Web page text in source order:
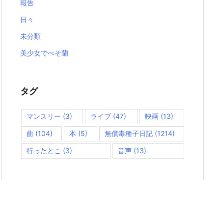
報告
日々
未分類
美少女でべそ蘭
タグ
マンスリー (3) ライブ (47) 映画(13)
曲 (104) 本 (5) 無償毒種子日記(1214)
行ったとこ (3) 音声(13)